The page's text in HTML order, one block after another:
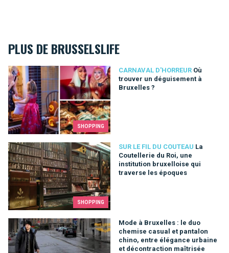
PLUS DE BRUSSELSLIFE
SHOPPING
CARNAVAL D'HORREUR Où
trouver un déguisement à
Bruxelles ?
Où trouver un déguisement à Bruxelles ?
SHOPPING
SUR LE FIL DU COUTEAU La
Coutellerie du Roi, une
institution bruxelloise qui
traverse les époques
La Coutellerie du Roi, une institution bruxelloise qui traverse
Mode à Bruxelles : le duo
chemise casual et pantalon
chino, entre élégance urbaine
et décontraction maîtrisée
Mode à Bruxelles : le duo chemise casual et pantalon chino,